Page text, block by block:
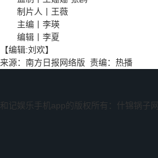
制片人丨王薇
主编丨李瑛
编辑丨李夏
【编辑:刘欢】
来源：南方日报网络版 责编：热播
和记娱乐手机app的版权所有：什锦锅子网